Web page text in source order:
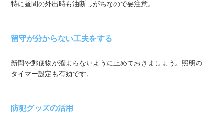
特に昼間の外出時も油断しがちなので要注意。
留守が分からない工夫をする
新聞や郵便物が溜まらないように止めておきましょう。照明の
タイマー設定も有効です。
防犯グッズの活用